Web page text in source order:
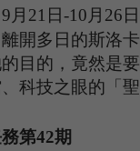
9 月 21 日-10 月 26 日
離開多日的斯洛
目的，竟然是
科技之眼的「聖
第42期